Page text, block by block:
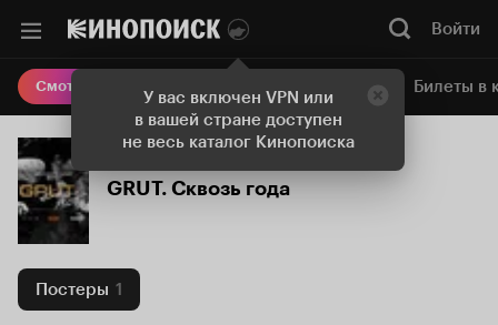
У вас включен VPN или
в вашей стране доступен
не весь каталог Кинопоиска
Войти
Смотреть кино Онлайн-кинотеатр Билеты в
GRUT. Сквозь года
Постеры 1